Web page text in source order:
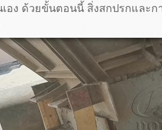
อง ด้วยขั้นตอนนี้ สิ่งสกปรกและ